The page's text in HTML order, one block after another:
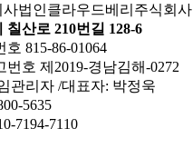
사법인클라우드베리주식회사
칠산로 210번길 128-6
815-86-01064
번호 제2019-경남김해-0272
관리자 /대표자: 박정욱
5635
7194-7110